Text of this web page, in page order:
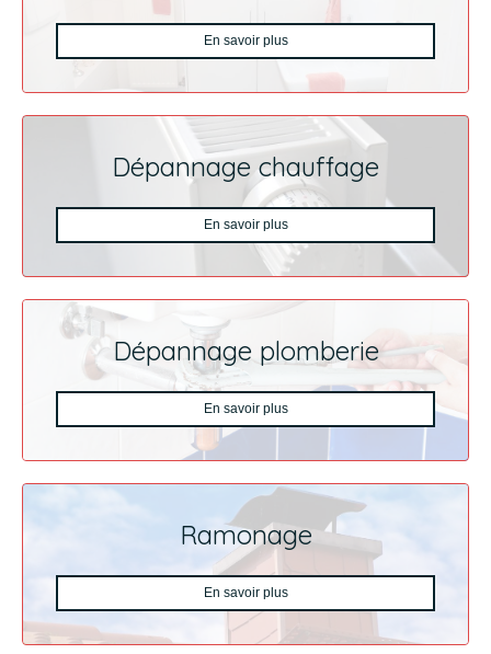
En savoir plus
Dépannage chauffage
En savoir plus
Dépannage plomberie
En savoir plus
Ramonage
En savoir plus